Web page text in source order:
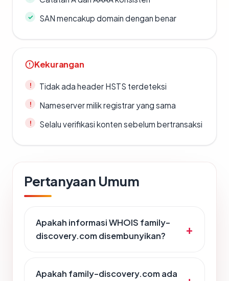
SAN mencakup domain dengan benar
Kekurangan
Tidak ada header HSTS terdeteksi
Nameserver milik registrar yang sama
Selalu verifikasi konten sebelum bertransaksi
Pertanyaan Umum
Apakah informasi WHOIS family-
discovery.com disembunyikan?
Apakah family-discovery.com ada